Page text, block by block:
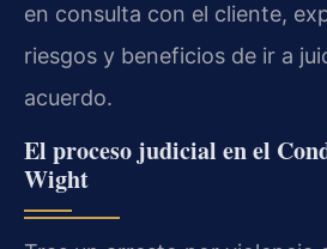
en consulta con el cliente,
riesgos y beneficios de ir a
acuerdo.
El proceso judicial en el
Wight